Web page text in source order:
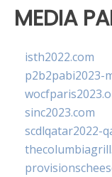
MEDIA
isth2022.com
p2b2pabi2023-
sinc2023.com
scdlqatar2022-